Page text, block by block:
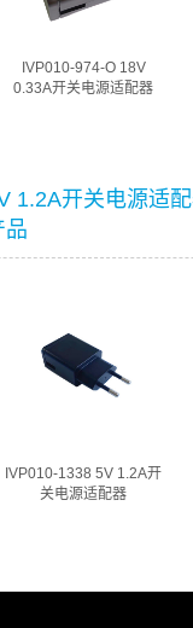
IVP010-974-O 18V
0.33A开关电源适配器
1.2A开关电源适
品
IVP010-1338 5V 1.2A开
关电源适配器